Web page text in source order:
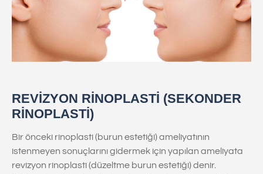
REVİZYON RİNOPLASTİ (SEKONDER
RİNOPLASTİ)
Bir önceki rinoplasti (burun estetiği) ameliyatının
istenmeyen sonuçlarını gidermek için yapılan ameliyata
revizyon rinoplasti (düzeltme burun estetiği) denir.